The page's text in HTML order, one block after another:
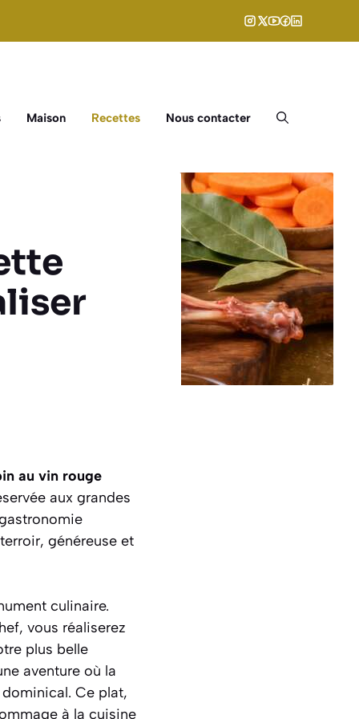
Maison Recettes Nous contacter
au vin rouge
aux grandes
généreuse et
culinaire.
vous réaliserez
plus belle
aventure où la
Ce plat,
à la cuisine